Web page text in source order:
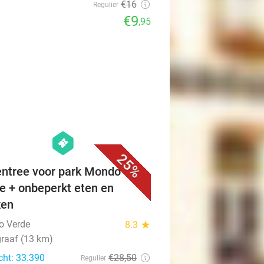
Regulier €16
€9,95
25%
hexagon
events
voor park Mondo
+ onbeperkt eten en
Verde 8.3 star
(13 km)
33.390
Regulier €28,50